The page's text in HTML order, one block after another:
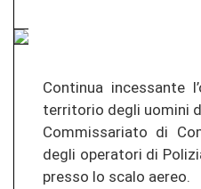
Continua incessante
territorio degli uomini
Commissariato di
degli operatori di
presso lo scalo aereo.